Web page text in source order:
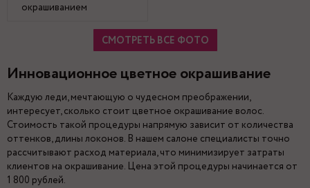
окрашиванием
СМОТРЕТЬ ВСЕ ФОТО
Инновационное цветное окрашивание
Каждую леди, мечтающую о чудесном преображении,
интересует, сколько стоит цветное окрашивание волос.
Стоимость такой процедуры напрямую зависит от количества
оттенков, длины локонов. В нашем салоне специалисты точно
рассчитывают расход материала, что минимизирует затраты
клиентов на окрашивание. Цена этой процедуры начинается от
1 800 рублей.